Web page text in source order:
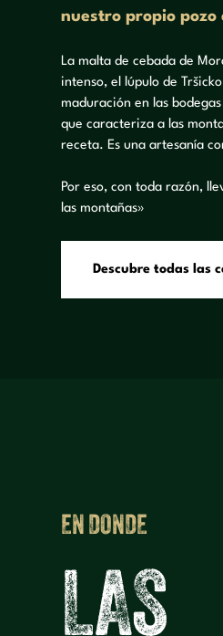
nuestro propio pozo
La malta de cebada de
intenso, el lúpulo de
maduración en las
que caracteriza a las
receta. Es una artesanía
Por eso, con toda razón,
las montañas»
Descu bre tod as as c
EN DONDE
LAS